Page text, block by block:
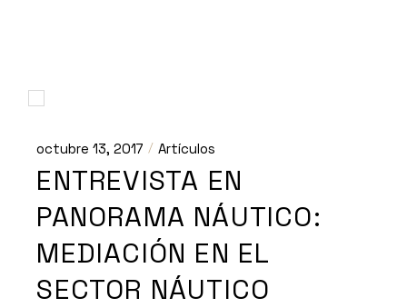
octubre 13, 2017 Artículos
ENTREVISTA EN
PANORAMA NÁUTICO:
MEDIACIÓN EN EL
SECTOR NÁUTICO